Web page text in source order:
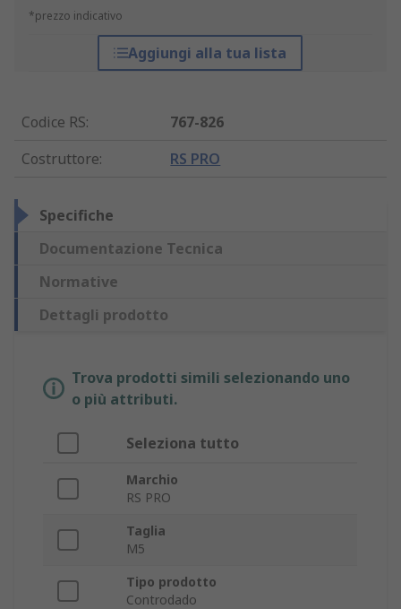
*prezzo indicativo
Aggiungi alla tua lista
Codice RS:
767-826
Costruttore: RS PRO
Specifiche
Documentazione Tecnica
Normative
Dettagli prodotto
Trova prodotti simili selezionando uno
o più attributi.
Seleziona tutto
Marchio
RS PRO
Taglia
M5
Tipo prodotto
Controdado